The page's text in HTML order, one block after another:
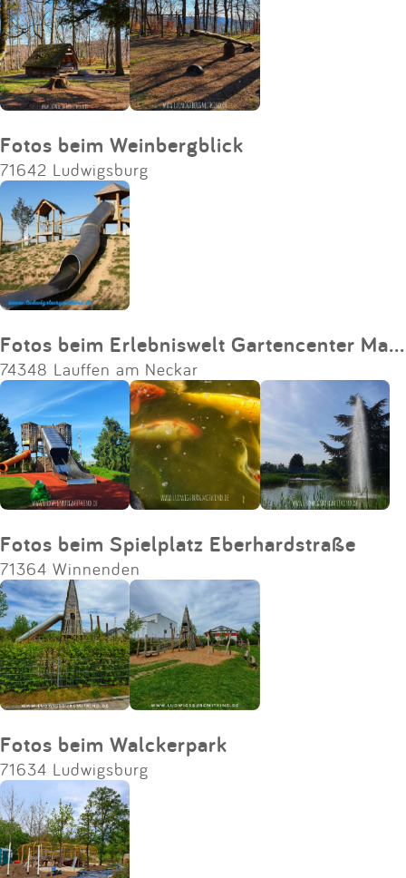
Fotos beim Weinbergblick
71642 Ludwigsburg
Fotos beim Erlebniswelt Gartencenter Mauck
74348 Lauffen am Neckar
Fotos beim Spielplatz Eberhardstraße
71364 Winnenden
Fotos beim Walckerpark
71634 Ludwigsburg